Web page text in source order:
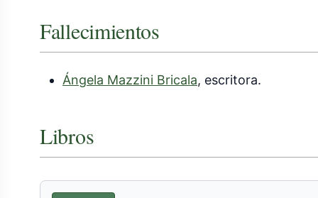
Fallecimientos
Ángela Mazzini Bricala, escritora.
Libros